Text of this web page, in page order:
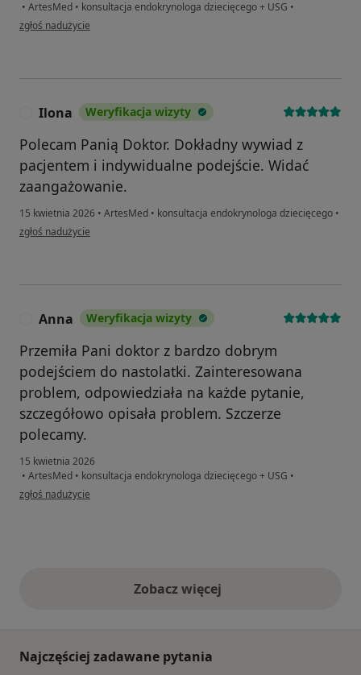
• ArtesMed • konsultacja endokrynologa dziecięcego + USG •
w opinii użytkownika Marcelina
zgłoś nadużycie
Ilona Weryfikacja wizyty
Polecam Panią Doktor. Dokładny wywiad z
pacjentem i indywidualne podejście. Widać
zaangażowanie.
15 kwietnia 2026 • ArtesMed • konsultacja endokrynologa dziecięcego •
w opinii użytkownika Ilona
zgłoś nadużycie
Anna Weryfikacja wizyty
Przemiła Pani doktor z bardzo dobrym
podejściem do nastolatki. Zainteresowana
problem, odpowiedziała na każde pytanie,
szczegółowo opisała problem. Szczerze
polecamy.
15 kwietnia 2026
• ArtesMed • konsultacja endokrynologa dziecięcego + USG •
w opinii użytkownika Anna
zgłoś nadużycie
Zobacz więcejopinie powyżej
Najczęściej zadawane pytania